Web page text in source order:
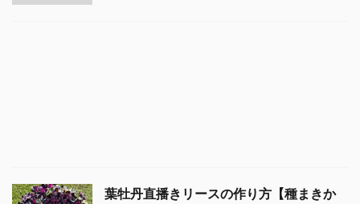
葉牡丹直播きリースの作り方【種まきか